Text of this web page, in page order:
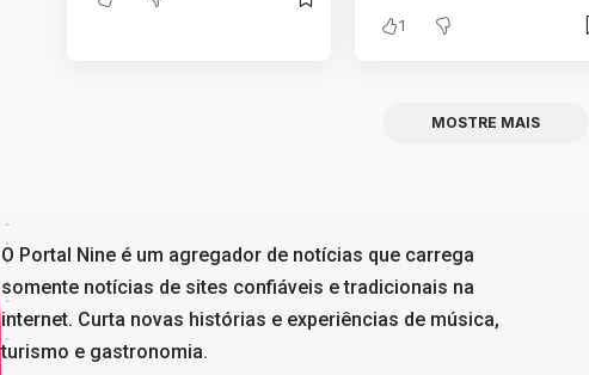
1
MOSTRE MAIS
O Portal Nine é um agregador de notícias que carrega
somente notícias de sites confiáveis e tradicionais na
internet. Curta novas histórias e experiências de música,
turismo e gastronomia.